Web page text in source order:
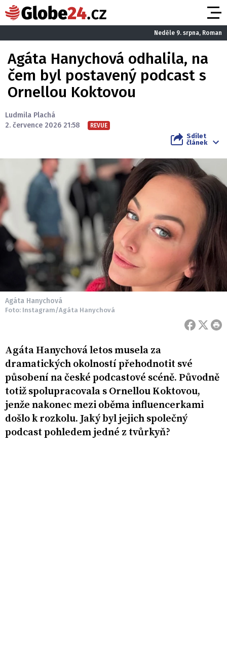
Neděle 9. srpna, Roman
Agáta Hanychová odhalila, na
čem byl postavený podcast s
Ornellou Koktovou
Ludmila Plachá
2. července 2026 21:58
REVUE
Sdílet
článek
Agáta Hanychová
Foto: Instagram/Agáta Hanychová
Agáta Hanychová letos musela za
dramatických okolností přehodnotit své
působení na české podcastové scéně. Původně
totiž spolupracovala s Ornellou Koktovou,
jenže nakonec mezi oběma influencerkami
došlo k rozkolu. Jaký byl jejich společný
podcast pohledem jedné z tvůrkyň?